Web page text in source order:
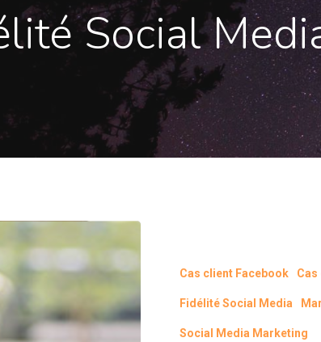
Social
Cas client Facebook
Fidélité Social Media
Social Media Marketing